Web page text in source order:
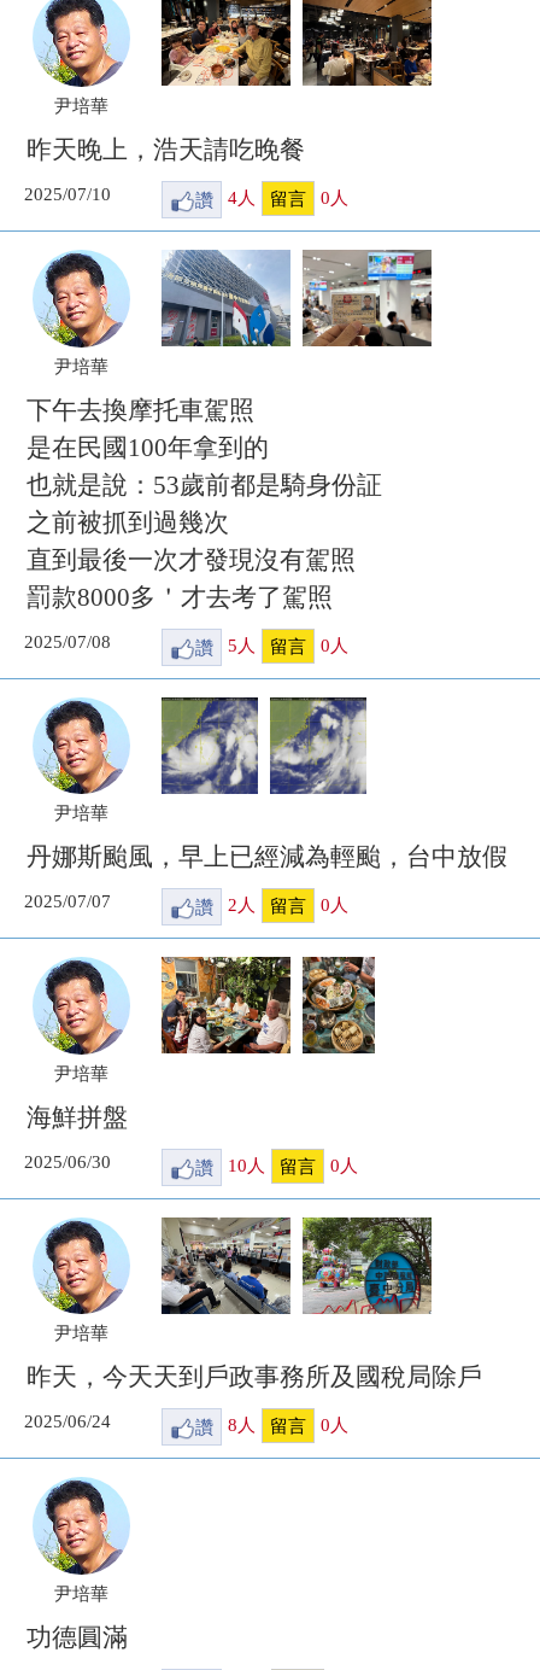
尹培華
昨天晚上，浩天請吃晚餐
2025/07/10 讚 4人 留言 0 人
尹培華
下午去換摩托車駕照
是在民國100年拿到的
也就是說：53歲前都是騎身份証
之前被抓到過幾次
直到最後一次才發現沒有駕照
罰款8000多＇才去考了駕照
2025/07/08 讚 5 人 留言 0 人
尹培華
丹娜斯颱風，早上已經減為輕颱，台中放假
2025/07/07 讚 2 人 留言 0 人
尹培華
海鮮拼盤
2025/06/30 讚 10 人 留言 0 人
尹培華
昨天，今天天到戶政事務所及國稅局除戶
2025/06/24 讚 8人 留言 0人
尹培華
功德圓滿